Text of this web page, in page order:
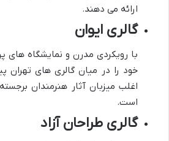
ارائه می دهند.
گالری ایوان
با رویکردی مدرن و نمایشگاه های
خود را در میان گالری های تهران
اغلب میزبان آثار هنرمندان
است.
گالری طراحان آزاد